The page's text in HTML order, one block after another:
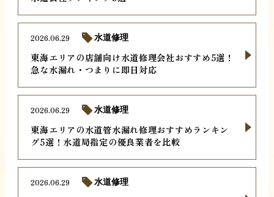
東海エリアの店舗向け水道修理会社おすすめ5選！
急な水漏れ・つまりに即日対応
2026.06.29 水道修理
東海エリアの水道管水漏れ修理おすすめランキン
グ5選！水道局指定の優良業者を比較
2026.06.29 水道修理
2026.06.29 水道修理